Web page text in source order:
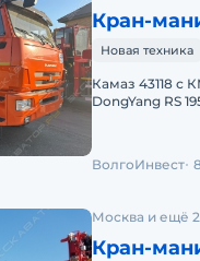
Кран-
Новая техника
Камаз 43118 с
DongYang RS
ВолгоИнвест
Москва и ещё
Кран-